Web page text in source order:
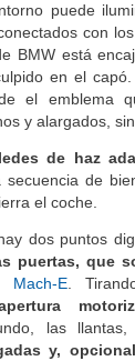
puede
con
BMW está
en el
el emblema
y alargados,
ledes de haz
secuencia de
el coche.
dos puntos
puertas, que
Mach-E.
las
y,